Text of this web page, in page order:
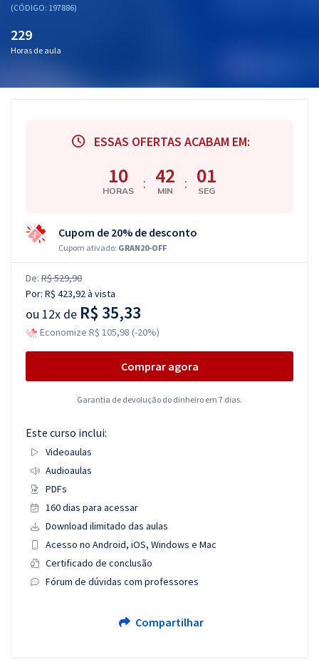
(CÓDIGO: 197886)
229
Horas de aula
ESSAS OFERTAS ACABAM EM:
10
HORAS : 42
MIN : 00
SEG
Cupom de 20% de desconto
Cupom ativado: GRAN20-OFF
De: R$ 529,90
Por: R$ 423,92à vista
ou 12x de R$ 35,33
Economize R$ 105,98 (-20%)
Comprar agora
Garantia de devolução do dinheiro em 7 dias.
Este curso inclui:
Videoaulas
Audioaulas
PDFs
160 dias para acessar
Download ilimitado das aulas
Acesso no Android, iOS, Windows e Mac
Certificado de conclusão
Fórum de dúvidas com professores
Compartilhar